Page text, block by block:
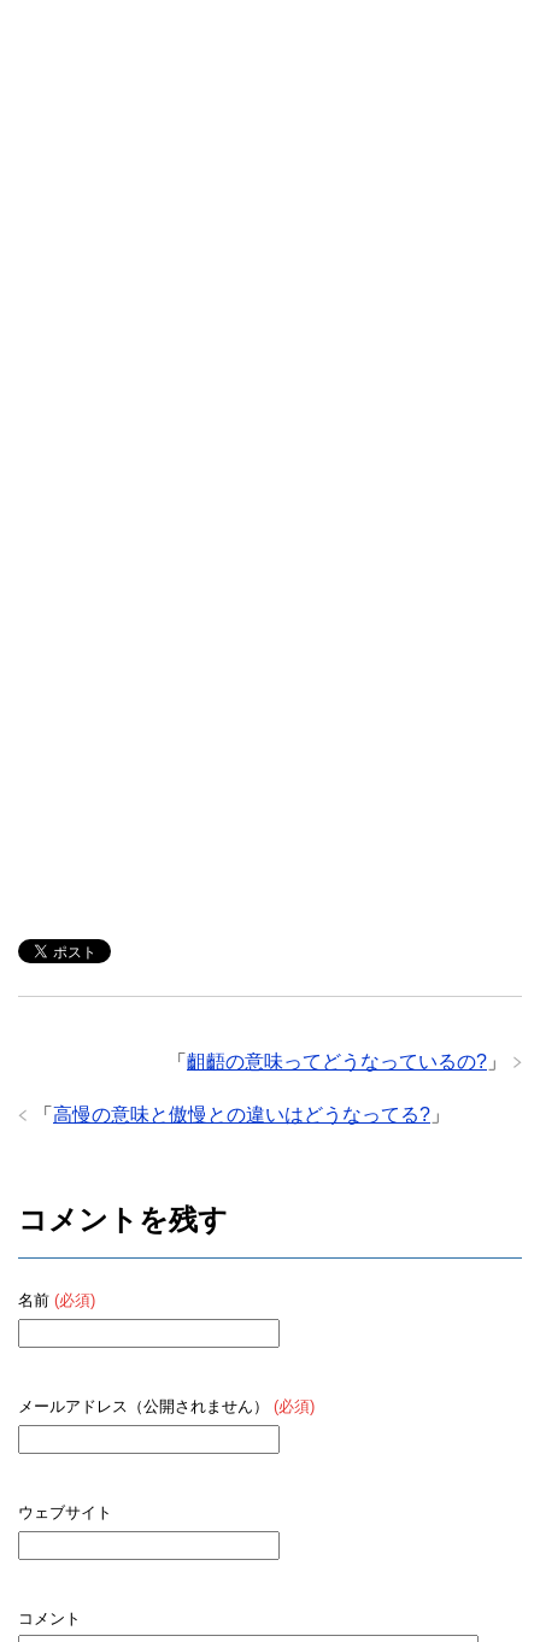
「 齟齬の意味ってどうなっているの? 」
「 高慢の意味と傲慢との違いはどうなってる? 」
コメントを残す
名前 (必須)
メールアドレス（公開されません） (必須)
ウェブサイト
コメント